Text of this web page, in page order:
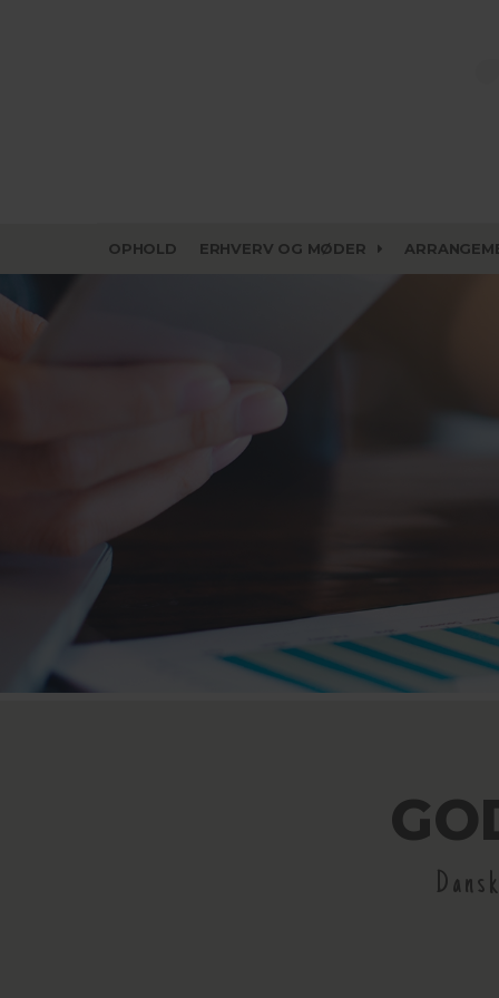
OPHOLD ERHVERV OG MØDER